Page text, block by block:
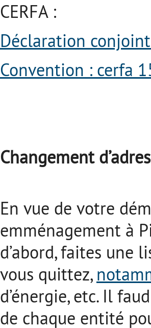
CERFA :
Déclaration
Convention : cerfa
Changement
En vue de votre
emménagement à
d’abord, faites une
vous quittez,
d’énergie, etc. Il
de chaque entité